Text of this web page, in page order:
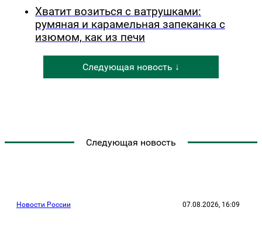
Хватит возиться с ватрушками:
румяная и карамельная запеканка с
изюмом, как из печи
Следующая новость ↓
Следующая новость
Новости России 07.08.2026, 16:09